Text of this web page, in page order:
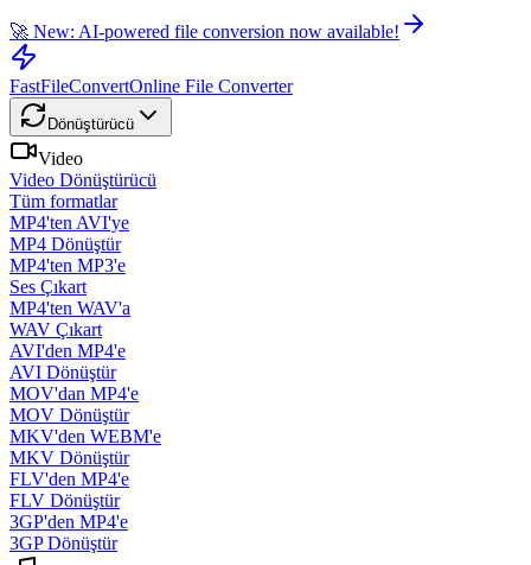
🚀 New: AI-powered file conversion now available!
FastFileConvertOnline File Converter
Dönüştürücü
Video
Video Dönüştürücü
Tüm formatlar
MP4'ten AVI'ye
MP4 Dönüştür
MP4'ten MP3'e
Ses Çıkart
MP4'ten WAV'a
WAV Çıkart
AVI'den MP4'e
AVI Dönüştür
MOV'dan MP4'e
MOV Dönüştür
MKV'den WEBM'e
MKV Dönüştür
FLV'den MP4'e
FLV Dönüştür
3GP'den MP4'e
3GP Dönüştür